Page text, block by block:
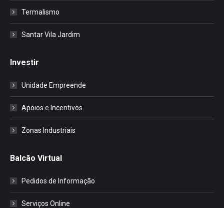
Termalismo
Santar Vila Jardim
Investir
Unidade Empreende
Apoios e Incentivos
Zonas Industriais
Balcão Virtual
Pedidos de Informação
Serviços Online